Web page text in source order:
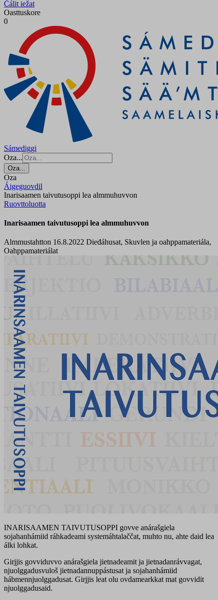
Čálit iežat
Oasttuskore
0
Sámediggi
Oza...
Oza...
Oza
Áigeguovdil
Inarisaamen taivutusoppi lea almmuhuvvon
Ruovttoluotta
Inarisaamen taivutusoppi lea almmuhuvvon
Almmustahtton 16.8.2022 Dieđáhusat, Skuvlen ja oahppamateriála,
Oahppamateriálat
INARISAAMEN TAIVUTUSOPPI govve anárašgiela
sojahanhámiid ráhkadeami systemáhtalaččat, muhto nu, ahte daid lea
álki lohkat.
Girjjis govviduvvo anárašgiela jietnadeamit ja jietnadanrávvagat,
njuolggadusvuloš jietnadannuppástusat ja sojahanhámiid
hábmennjuolggadusat. Girjjis leat olu ovdamearkkat mat govvidit
njuolggadusaid.